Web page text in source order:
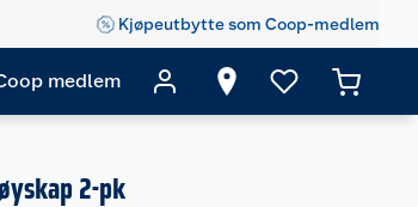
Kjøpeutbytte som Coop-medlem
medlem
2-pk